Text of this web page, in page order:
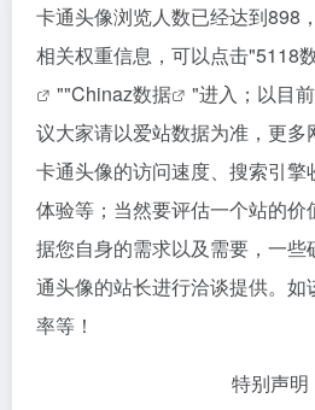
卡通头像浏览人数已经达到898
相关权重信息，可以点击"5118
""Chinaz数据
"进入；以目
议大家请以爱站数据为准，更多
卡通头像的访问速度、搜索引
体验等；当然要评估一个站的
据您自身的需求以及需要，一
通头像的站长进行洽谈提供。如
率等！
特别声明